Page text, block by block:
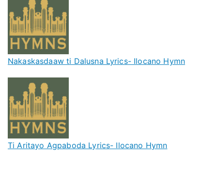
Nakaskasdaaw ti Dalusna Lyrics- Ilocano Hymn
Ti Aritayo Agpaboda Lyrics- Ilocano Hymn